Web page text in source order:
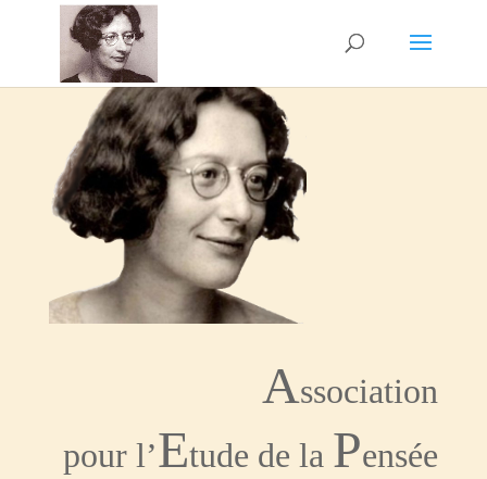
Association
pour l’Etude de la Pensée